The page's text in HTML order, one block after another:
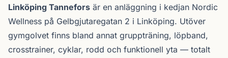
Om Linköping Tannefors
Linköping Tannefors är en anläggning i kedjan Nordic
Wellness på Gelbgjutaregatan 2 i Linköping. Utöver
gymgolvet finns bland annat gruppträning, löpband,
crosstrainer, cyklar, rodd och funktionell yta — totalt